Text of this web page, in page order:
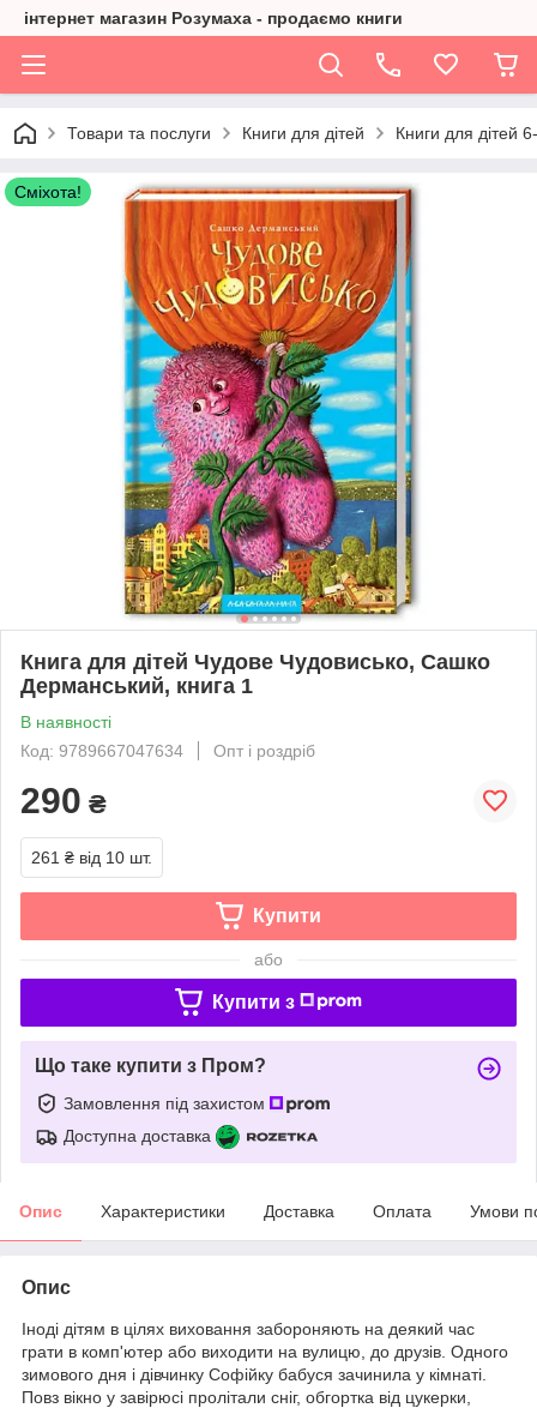
інтернет магазин Розумаха - продаємо книги
Товари та послуги Книги для дітей Книги для дітей
Сміхота!
Книга для дітей Чудове Чудовисько, Сашко
Дерманський, книга 1
В наявності
Код: 9789667047634
Опт і роздріб
290 ₴
261 ₴ від 10 шт.
Купити
або
Купити з
Що таке купити з Пром?
Замовлення під захистом
Доступна доставка
Опис Характеристики Доставка Оплата Умови
Опис
Іноді дітям в цілях виховання забороняють на деякий час
грати в комп'ютер або виходити на вулицю, до друзів. Одного
зимового дня і дівчинку Софійку бабуся зачинила у кімнаті.
Повз вікно у завірюсі пролітали сніг, обгортка від цукерки,